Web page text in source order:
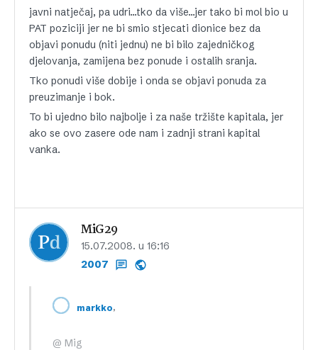
javni natječaj, pa udri…tko da više…jer tako bi mol bio u
PAT poziciji jer ne bi smio stjecati dionice bez da
objavi ponudu (niti jednu) ne bi bilo zajedničkog
djelovanja, zamijena bez ponude i ostalih sranja.
Tko ponudi više dobije i onda se objavi ponuda za
preuzimanje i bok.
To bi ujedno bilo najbolje i za naše tržište kapitala, jer
ako se ovo zasere ode nam i zadnji strani kapital
vanka.
MiG29
15.07.2008. u 16:16
2007
markko,
@ Mig